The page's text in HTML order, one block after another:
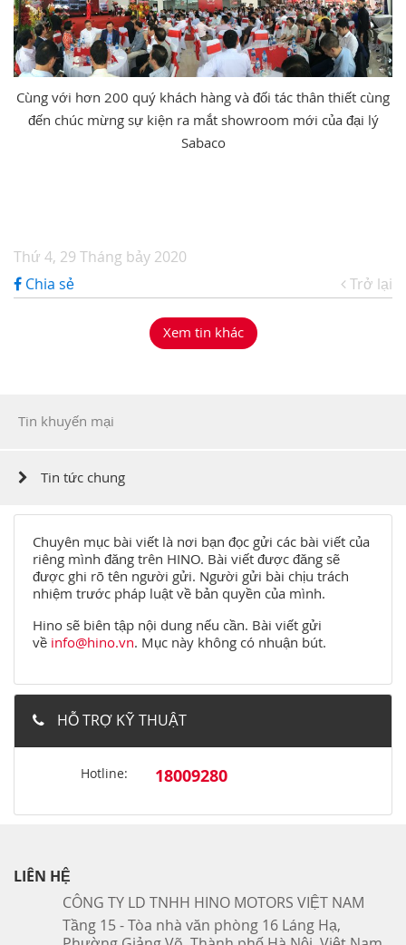
Cùng với hơn 200 quý khách hàng và đối tác thân thiết cùng
đến chúc mừng sự kiện ra mắt showroom mới của đại lý
Sabaco
Thứ 4, 29 Tháng bảy 2020
Chia sẻ
Trở lại
Xem tin khác
Tin khuyến mại
Tin tức chung
Chuyên mục bài viết là nơi bạn đọc gửi các bài viết của
riêng mình đăng trên HINO. Bài viết được đăng sẽ
được ghi rõ tên người gửi. Người gửi bài chịu trách
nhiệm trước pháp luật về bản quyền của mình.
Hino sẽ biên tập nội dung nếu cần. Bài viết gửi
về info@hino.vn. Mục này không có nhuận bút.
HỖ TRỢ KỸ THUẬT
Hotline: 18009280
LIÊN HỆ
CÔNG TY LD TNHH HINO MOTORS VIỆT NAM
Tầng 15 - Tòa nhà văn phòng 16 Láng Hạ,